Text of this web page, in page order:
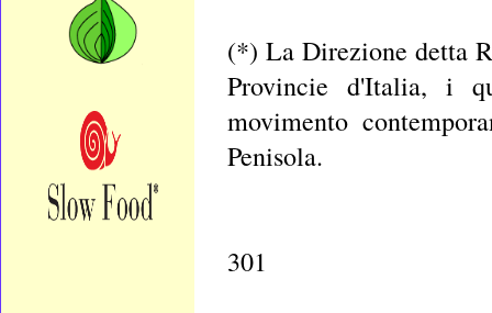
(*) La Direzione detta
Provincie d'Italia, i
movimento
Penisola.
301